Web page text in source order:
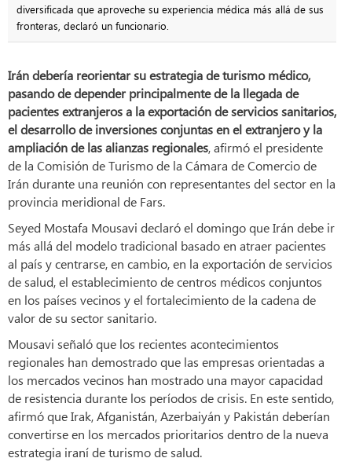
diversificada que aproveche su experiencia médica más allá de sus
fronteras, declaró un funcionario.
Irán debería reorientar su estrategia de turismo médico,
pasando de depender principalmente de la llegada de
pacientes extranjeros a la exportación de servicios sanitarios,
el desarrollo de inversiones conjuntas en el extranjero y la
ampliación de las alianzas regionales, afirmó el presidente
de la Comisión de Turismo de la Cámara de Comercio de
Irán durante una reunión con representantes del sector en la
provincia meridional de Fars.
Seyed Mostafa Mousavi declaró el domingo que Irán debe ir
más allá del modelo tradicional basado en atraer pacientes
al país y centrarse, en cambio, en la exportación de servicios
de salud, el establecimiento de centros médicos conjuntos
en los países vecinos y el fortalecimiento de la cadena de
valor de su sector sanitario.
Mousavi señaló que los recientes acontecimientos
regionales han demostrado que las empresas orientadas a
los mercados vecinos han mostrado una mayor capacidad
de resistencia durante los períodos de crisis. En este sentido,
afirmó que Irak, Afganistán, Azerbaiyán y Pakistán deberían
convertirse en los mercados prioritarios dentro de la nueva
estrategia iraní de turismo de salud.